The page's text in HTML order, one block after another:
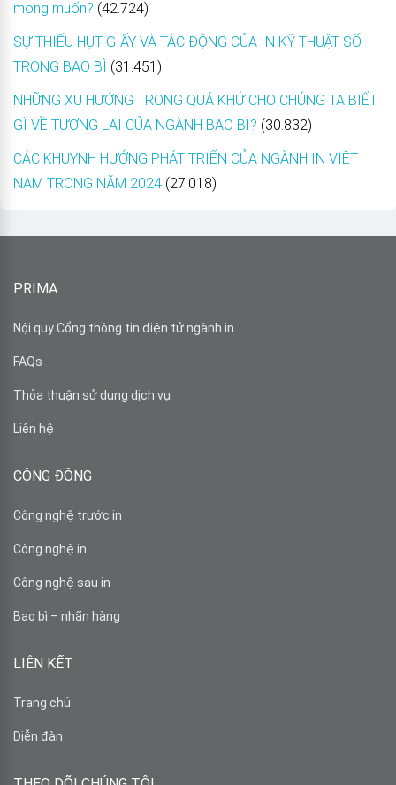
mong muốn? (42.724)
SỰ THIẾU HỤT GIẤY VÀ TÁC ĐỘNG CỦA IN KỸ THUẬT SỐ
TRONG BAO BÌ (31.451)
NHỮNG XU HƯỚNG TRONG QUÁ KHỨ CHO CHÚNG TA BIẾT
GÌ VỀ TƯƠNG LAI CỦA NGÀNH BAO BÌ? (30.832)
CÁC KHUYNH HƯỚNG PHÁT TRIỂN CỦA NGÀNH IN VIỆT
NAM TRONG NĂM 2024 (27.018)
PRIMA
Nội quy Cổng thông tin điện tử ngành in
FAQs
Thỏa thuận sử dụng dịch vụ
Liên hệ
CỘNG ĐỒNG
Công nghệ trước in
Công nghệ in
Công nghệ sau in
Bao bì – nhãn hàng
LIÊN KẾT
Trang chủ
Diễn đàn